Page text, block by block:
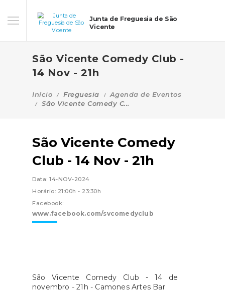
Junta de Freguesia de São
Vicente
São Vicente Comedy Club -
14 Nov - 21h
Início Freguesia
Agenda de Eventos
São Vicente Comedy C...
São Vicente Comedy
Club - 14 Nov - 21h
Data: 14-NOV-2024
Horário: 21:00h - 23:30h
Facebook:
www.facebook.com/svcomedyclub
São Vicente Comedy Club - 14 de
novembro - 21h - Camones Artes Bar